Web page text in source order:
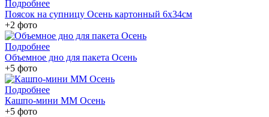
Подробнее
Поясок на супницу Осень картонный 6х34см
+2 фото
Подробнее
Объемное дно для пакета Осень
+5 фото
Подробнее
Кашпо-мини ММ Осень
+5 фото